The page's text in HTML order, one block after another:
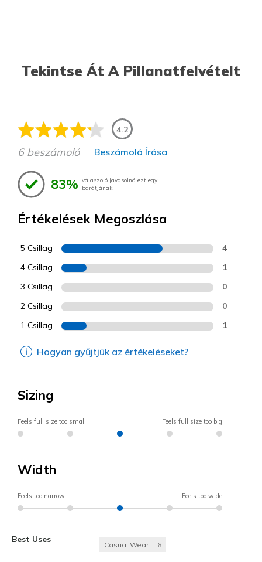
Tekintse Át A Pillanatfelvételt
4.2
6 beszámoló Beszámoló Írása
83% válaszoló javasolná ezt egy
barátjának
Értékelések Megoszlása
5 Csillag 4
4 Csillag 1
3 Csillag 0
2 Csillag 0
1 Csillag 1
Hogyan gyűjtjük az értékeléseket?
Sizing
Feels full size too small Feels full size too big
Width
Feels too narrow Feels too wide
Best Uses
Casual Wear 6